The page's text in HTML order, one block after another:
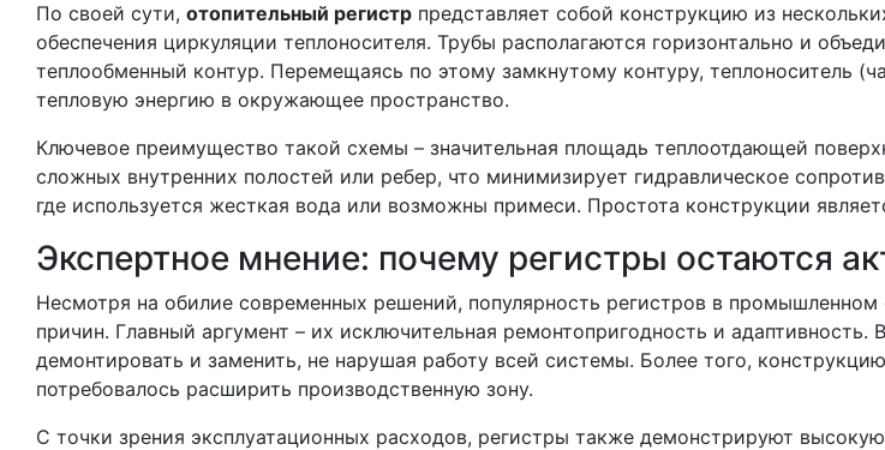
По своей сути, отопительный регистр представляет собой конструкцию из
обеспечения циркуляции теплоносителя. Трубы располагаются горизонтально и
теплообменный контур. Перемещаясь по этому замкнутому контуру, теплоноситель
тепловую энергию в окружающее пространство.
Ключевое преимущество такой схемы – значительная площадь теплоотдающей
сложных внутренних полостей или ребер, что минимизирует гидравлическое
где используется жесткая вода или возможны примеси. Простота конструкции
Экспертное мнение: почему регистры остаются
Несмотря на обилие современных решений, популярность регистров в
причин. Главный аргумент – их исключительная ремонтопригодность и
демонтировать и заменить, не нарушая работу всей системы. Более того,
потребовалось расширить производственную зону.
С точки зрения эксплуатационных расходов, регистры также демонстрируют